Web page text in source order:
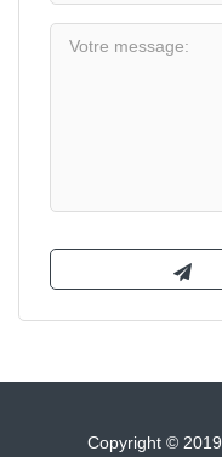
Copyright © 2019